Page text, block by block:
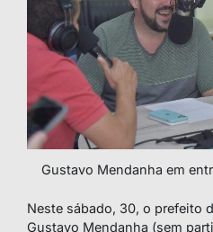
Gustavo Mendanha em
Neste sábado, 30, o prefeito
Gustavo Mendanha (sem